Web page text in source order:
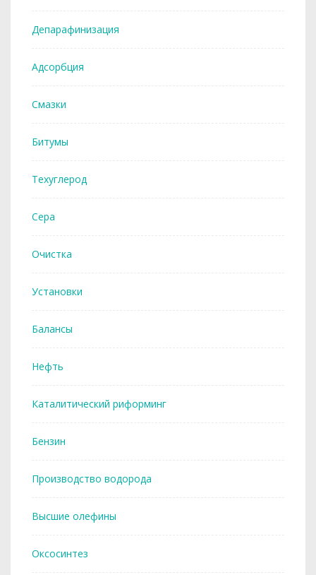
Депарафинизация
Адсорбция
Смазки
Битумы
Техуглерод
Сера
Очистка
Установки
Балансы
Нефть
Каталитический риформинг
Бензин
Производство водорода
Высшие олефины
Оксосинтез